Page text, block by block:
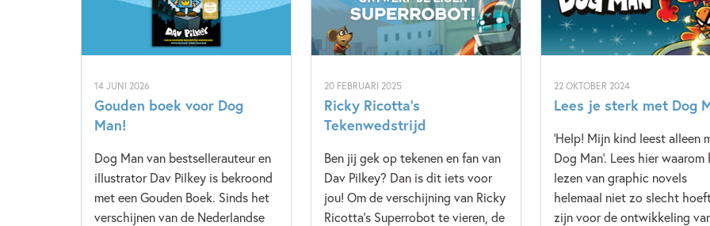
14 JUNI 2026
Gouden boek voor Dog
Man!
Dog Man van bestsellerauteur en
illustrator Dav Pilkey is bekroond
met een Gouden Boek. Sinds het
verschijnen van de Nederlandse
20 FEBRUARI 2025
Ricky Ricotta’s
Tekenwedstrijd
Ben jij gek op tekenen en fan van
Dav Pilkey? Dan is dit iets voor
jou! Om de verschijning van Ricky
Ricotta’s Superrobot te vieren, de
22 OKTOBER 2024
Lees je sterk met Dog
'Help! Mijn kind leest alleen
Dog Man'. Lees hier waarom
lezen van graphic novels
helemaal niet zo slecht
zijn voor de ontwikkeling